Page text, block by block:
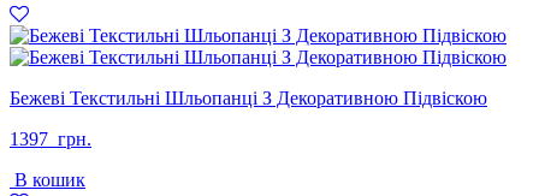
Бежеві Текстильні Шльопанці З Декоративною Підвіскою
1397 грн.
В кошик